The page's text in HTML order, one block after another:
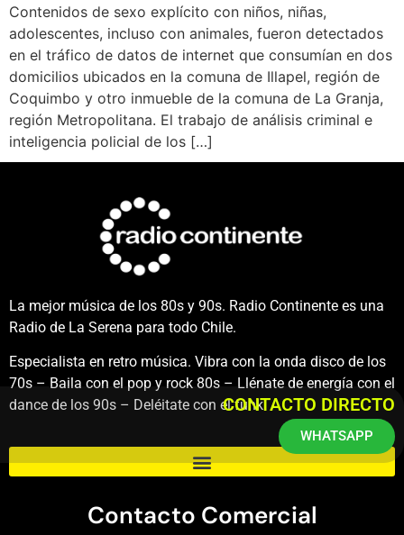
Contenidos de sexo explícito con niños, niñas,
adolescentes, incluso con animales, fueron detectados
en el tráfico de datos de internet que consumían en dos
domicilios ubicados en la comuna de Illapel, región de
Coquimbo y otro inmueble de la comuna de La Granja,
región Metropolitana. El trabajo de análisis criminal e
inteligencia policial de los […]
La mejor música de los 80s y 90s. Radio Continente es una
Radio de La Serena para todo Chile.
Especialista en retro música. Vibra con la onda disco de los
70s – Baila con el pop y rock 80s – Llénate de energía con el
dance de los 90s – Deléitate con el funk.
Contacto Comercial
CONTACTO DIRECTO
WHATSAPP